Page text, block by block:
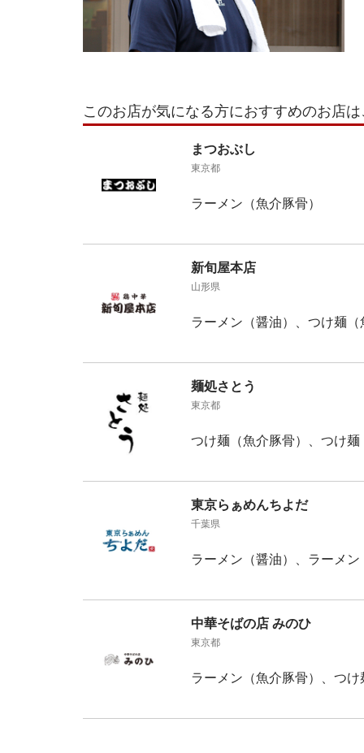
このお店が気になる方におすすめのお店
まつおぶし
東京都
ラーメン（魚介豚骨）
新旬屋本店
山形県
ラーメン（醤油）、つけ麺
麺処さとう
東京都
つけ麺（魚介豚骨）、つけ麺
東京らぁめんちよだ
千葉県
ラーメン（醤油）、ラーメ
中華そばの店 みのひ
東京都
ラーメン（魚介豚骨）、つ